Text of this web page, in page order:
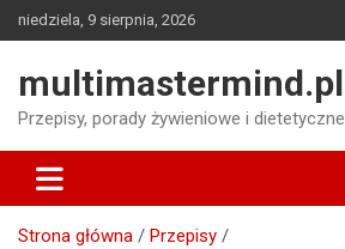
Skip
to
niedziela, 9 sierpnia, 2026
multimastermind.pl
Przepisy, porady żywieniowe i dietetyczne
Strona główna
Przepisy